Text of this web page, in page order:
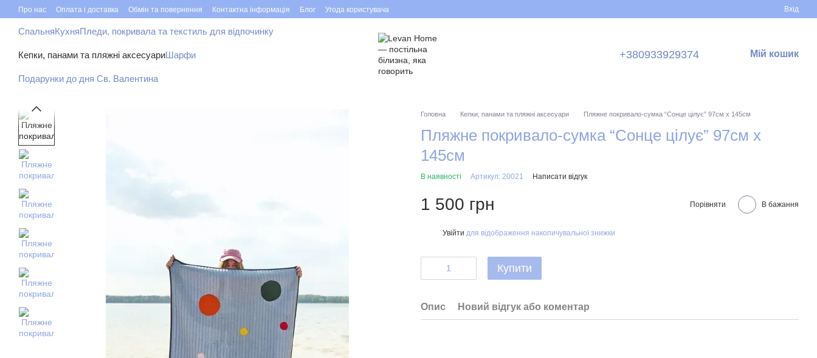
Перейти до основного контенту
Про нас Оплата і доставка Обмін та повернення Контактна інформація Блог Угода користувача Вхід
СпальняКухняПледи, покривала та текстиль для відпочинку
Кепки, панами та пляжні аксесуариШарфи
Подарунки до дня Св. Валентина
+380933929374 Мій кошик
Головна Кепки, панами та пляжні аксесуари Пляжне покривало-сумка “Сонце цілує” 97см х 145см
Пляжне покривало-сумка “Сонце цілує” 97см х
145см
В наявності Артикул: 20021 Написати відгук
1 500 грн Порівняти В бажання
Увійти для відображення накопичувальної знижки
Купити
Опис Новий відгук або коментар